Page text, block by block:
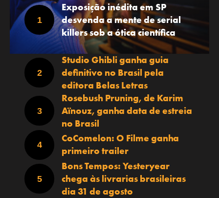
Exposição inédita em SP
desvenda a mente de serial
killers sob a ótica científica
Studio Ghibli ganha guia
definitivo no Brasil pela
editora Belas Letras
Rosebush Pruning, de Karim
Aïnouz, ganha data de estreia
no Brasil
CoComelon: O Filme ganha
primeiro trailer
Bons Tempos: Yesteryear
chega às livrarias brasileiras
dia 31 de agosto